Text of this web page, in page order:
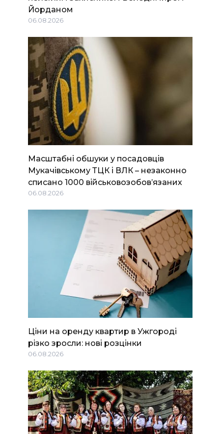
Йорданом
06.08.2026
Масштабні обшуки у посадовців
Мукачівському ТЦК і ВЛК – незаконно
списано 1000 військовозобов’язаних
06.08.2026
Ціни на оренду квартир в Ужгороді
різко зросли: нові розцінки
06.08.2026